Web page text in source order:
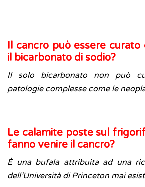
Il cancro può essere curato
il bicarbonato di sodio?
Il solo bicarbonato non può
patologie complesse come le
Le calamite poste sul
fanno venire il cancro?
È una bufala attribuita ad una
dell’Università di Princeton mai